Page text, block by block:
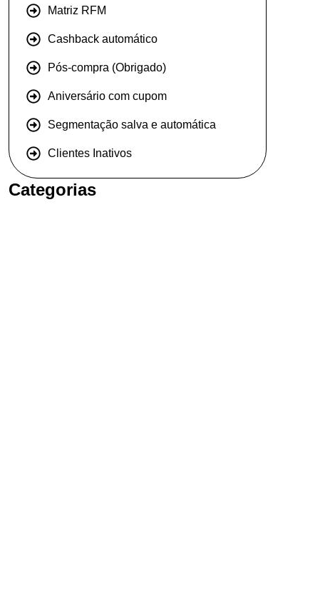
Matriz RFM
Cashback automático
Pós-compra (Obrigado)
Aniversário com cupom
Segmentação salva e automática
Clientes Inativos
Categorias